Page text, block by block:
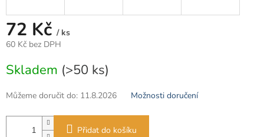
72 Kč / ks
60 Kč bez DPH
cena:
Skladem (>50 ks)
Můžeme doručit do: 11.8.2026 Možnosti doručení
Přidat do košíku